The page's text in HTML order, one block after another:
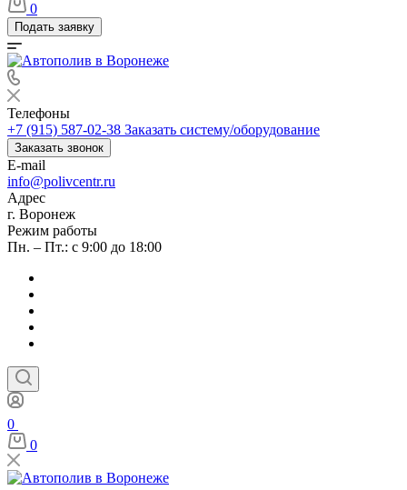
0
Подать заявку
Телефоны
+7 (915) 587-02-38 Заказать систему/оборудование
Заказать звонок
E-mail
info@polivcentr.ru
Адрес
г. Воронеж
Режим работы
Пн. – Пт.: с 9:00 до 18:00
0
0